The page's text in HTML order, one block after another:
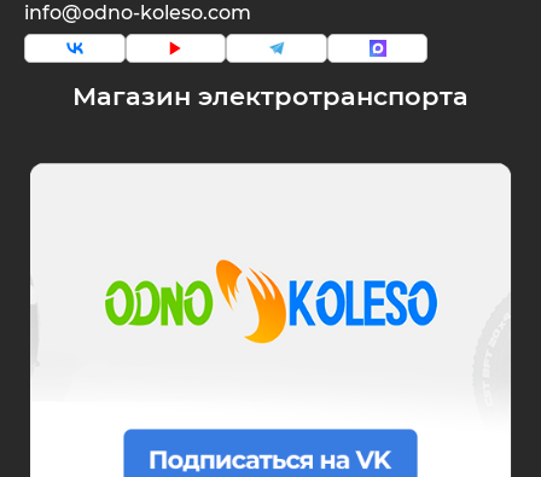
Магазин электротранспорта
info@odno-koleso.com